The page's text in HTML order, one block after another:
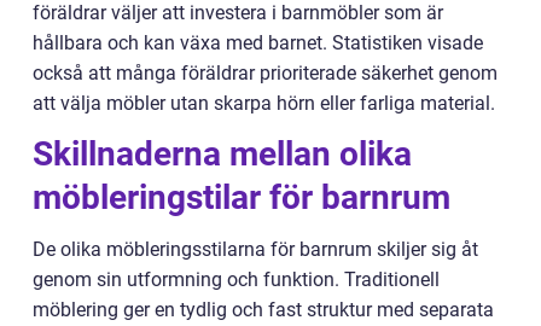
föräldrar väljer att investera i barnmöbler som är
hållbara och kan växa med barnet. Statistiken visade
också att många föräldrar prioriterade säkerhet genom
att välja möbler utan skarpa hörn eller farliga material.
Skillnaderna mellan olika
möbleringstilar för barnrum
De olika möbleringsstilarna för barnrum skiljer sig åt
genom sin utformning och funktion. Traditionell
möblering ger en tydlig och fast struktur med separata